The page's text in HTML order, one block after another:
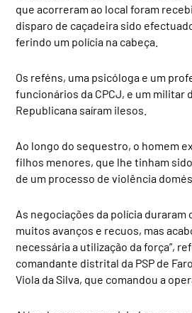
que acorreram ao local foram
disparo de caçadeira sido
ferindo um polícia na cabeça.
Os reféns, uma psicóloga e um
funcionários da CPCJ, e um militar
Republicana saíram ilesos.
Ao longo do sequestro, o homem
filhos menores, que lhe tinham
de um processo de violência
As negociações da polícia duraram
muitos avanços e recuos, mas
necessária a utilização da força”,
comandante distrital da PSP de
Viola da Silva, que comandou a